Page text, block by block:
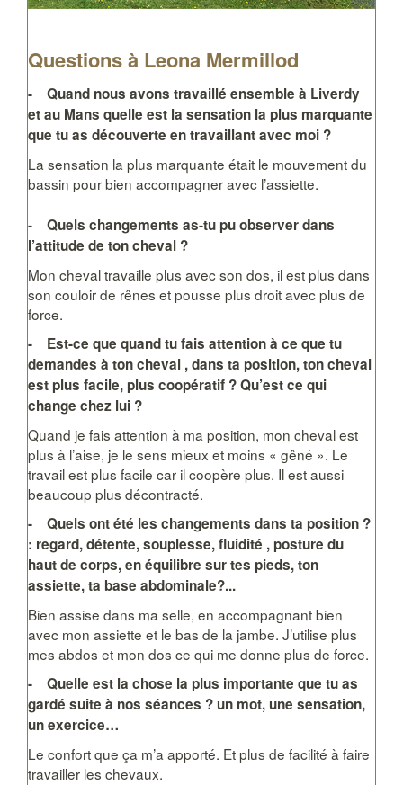
Questions à Leona Mermillod
- Quand nous avons travaillé ensemble à Liverdy
et au Mans quelle est la sensation la plus marquante
que tu as découverte en travaillant avec moi ?
La sensation la plus marquante était le mouvement du
bassin pour bien accompagner avec l’assiette.
- Quels changements as-tu pu observer dans
l’attitude de ton cheval ?
Mon cheval travaille plus avec son dos, il est plus dans
son couloir de rênes et pousse plus droit avec plus de
force.
- Est-ce que quand tu fais attention à ce que tu
demandes à ton cheval , dans ta position, ton cheval
est plus facile, plus coopératif ? Qu’est ce qui
change chez lui ?
Quand je fais attention à ma position, mon cheval est
plus à l’aise, je le sens mieux et moins « gêné ». Le
travail est plus facile car il coopère plus. Il est aussi
beaucoup plus décontracté.
- Quels ont été les changements dans ta position ?
: regard, détente, souplesse, fluidité , posture du
haut de corps, en équilibre sur tes pieds, ton
assiette, ta base abdominale?...
Bien assise dans ma selle, en accompagnant bien
avec mon assiette et le bas de la jambe. J’utilise plus
mes abdos et mon dos ce qui me donne plus de force.
- Quelle est la chose la plus importante que tu as
gardé suite à nos séances ? un mot, une sensation,
un exercice…
Le confort que ça m’a apporté. Et plus de facilité à faire
travailler les chevaux.